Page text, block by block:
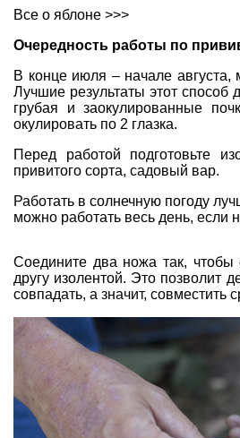
Все о яблоне >>>
Очередность работы по
В конце июля – начале августа,
Лучшие результаты этот
грубая и заокулированные
окулировать по 2 глазка.
Перед работой подготовьте
привитого сорта, садовый вар.
Работать в солнечную погоду
можно работать весь день, если
Соедините два ножа так, чтобы
другу изолентой. Это позволит
совпадать, а значит, совместить